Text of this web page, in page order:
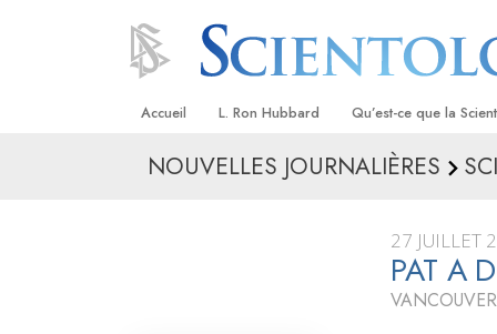
Accueil L. Ron Hubbard Qu’est-ce que la
Croyances et pratiques
Les scientologues et
Rencontrez un
NOUVELLES JOURNALIÈRES
27 JUILLET
PAT A